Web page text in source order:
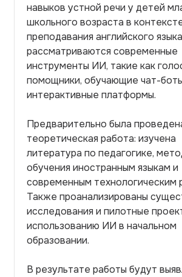
навыков устной речи у детей
школьного возраста в
преподавания английского
рассматриваются современные
инструменты ИИ, такие как
помощники, обучающие чат-
интерактивные платформы.
Предварительно была
теоретическая работа: изучена
литература по педагогике,
обучения иностранным языкам и
современным технологическим
Также проанализированы
исследования и пилотные
использованию ИИ в начальном
образовании.
В результате работы будут